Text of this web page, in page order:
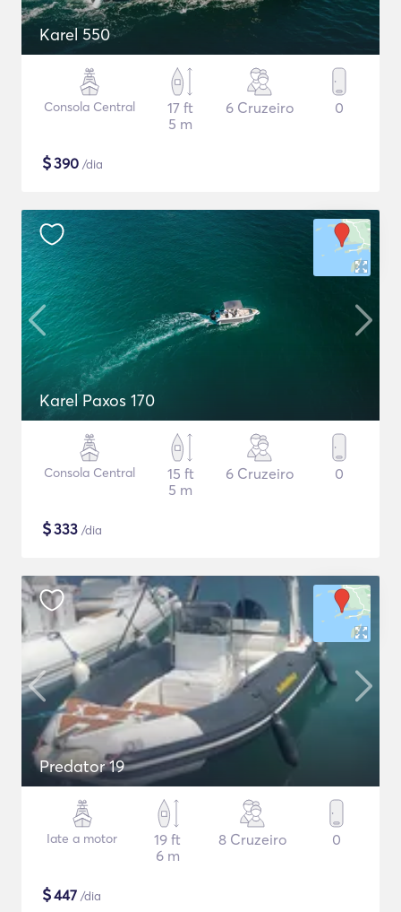
Karel 550
Consola Central
17 ft
5 m
6 Cruzeiro 0
$390 /dia
Karel Paxos 170
Consola Central
15 ft
5 m
6 Cruzeiro 0
$333 /dia
Predator 19
Iate a motor
19 ft
6 m
8 Cruzeiro 0
$447 /dia